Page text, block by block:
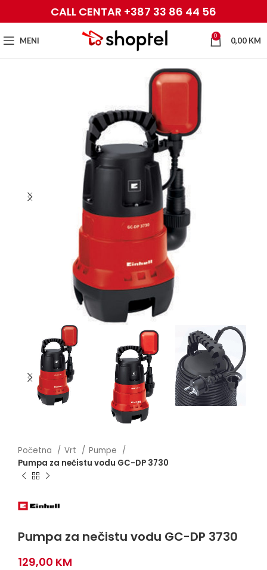
CALL CENTAR +387 33 86 44 56
MENI 0 0,00 KM
Početna Vrt
Pumpe
Pumpa za nečistu vodu GC-DP 3730
Pumpa za nečistu vodu GC-DP 3730
129,00 KM